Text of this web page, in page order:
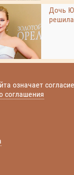
Дочь
означает
соглашения